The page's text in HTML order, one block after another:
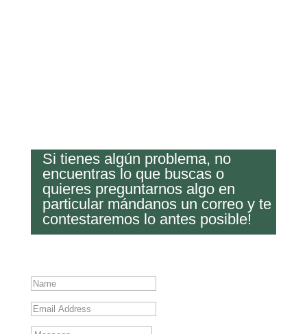
Si tienes algún problema, no
encuentras lo que buscas o
quieres preguntarnos algo en
particular mándanos un correo y te
contestaremos lo antes posible!